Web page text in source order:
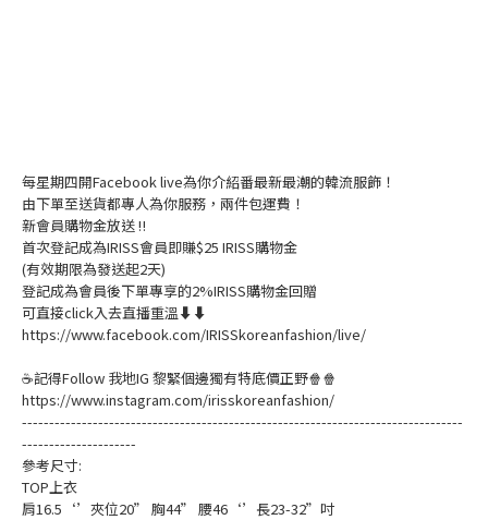
每星期四開Facebook live為你介紹番最新最潮的韓流服飾！
由下單至送貨都專人為你服務，兩件包運費！
新會員購物金放送 ‼️
首次登記成為IRISS會員即賺$25 IRISS購物金
(有效期限為發送起2天)
登記成為會員後下單專享的2%IRISS購物金回贈
可直接click入去直播重溫⬇⬇
https://www.facebook.com/IRISSkoreanfashion/live/
☕記得Follow 我地IG 黎緊個邊獨有特底價正野🍿🍿
https://www.instagram.com/irisskoreanfashion/
---------------------------------------------------------------------------------
---------------------
參考尺寸:
TOP上衣
肩16.5‘’夾位20” 胸44” 腰46‘’長23-32”吋